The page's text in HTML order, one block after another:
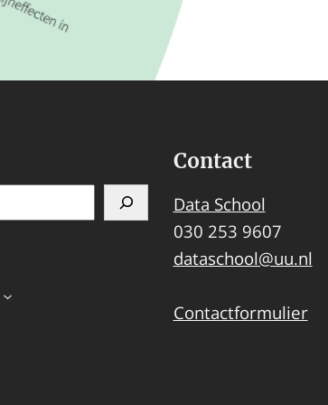
Contact
Data School
030 253 9607
dataschool@uu.nl
Contactformulier